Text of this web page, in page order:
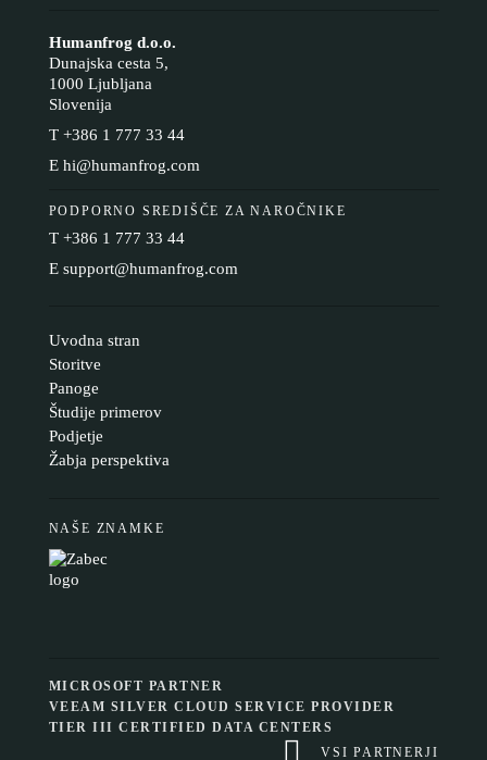
Humanfrog d.o.o.
Dunajska cesta 5,
1000 Ljubljana
Slovenija
T +386 1 777 33 44
E hi@humanfrog.com
PODPORNO SREDIŠČE ZA NAROČNIKE
T +386 1 777 33 44
E support@humanfrog.com
Uvodna stran
Storitve
Panoge
Študije primerov
Podjetje
Žabja perspektiva
NAŠE ZNAMKE
MICROSOFT PARTNER
VEEAM SILVER CLOUD SERVICE PROVIDER
TIER III CERTIFIED DATA CENTERS
VSI PARTNERJI